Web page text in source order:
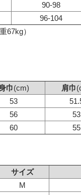
90-98
96-104
67kg）
巾(cm) 肩巾
53
56 53
60 55
サイズ
M